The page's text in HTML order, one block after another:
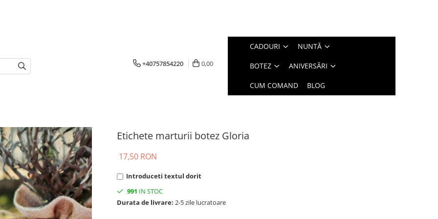
+40757854220 0,00
CADOURI NUNTĂ
BOTEZ ANIVERSĂRI
CUM COMAND BLOG
Etichete marturii botez Gloria
17,50 RON
Introduceti textul dorit
991 IN STOC
Durata de livrare: 2-5 zile lucratoare